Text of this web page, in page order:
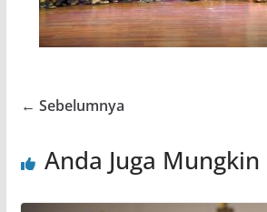
← Sebelumnya
Anda Juga Mungkin